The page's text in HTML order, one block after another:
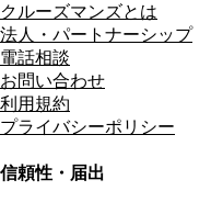
クルーズマンズとは
法人・パートナーシップ
電話相談
お問い合わせ
利用規約
プライバシーポリシー
信頼性・届出